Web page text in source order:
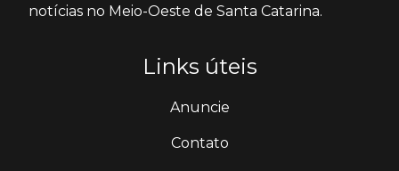
notícias no Meio-Oeste de Santa Catarina.
Links úteis
Anuncie
Contato